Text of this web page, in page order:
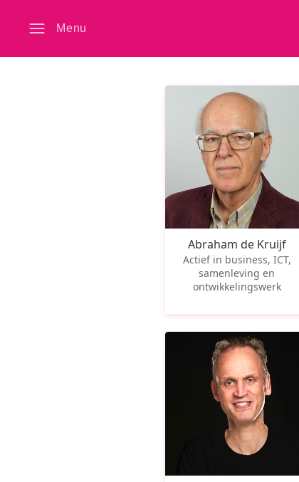
Menu
Abraham de Kruijf
Actief in business, ICT,
samenleving en
ontwikkelingswerk